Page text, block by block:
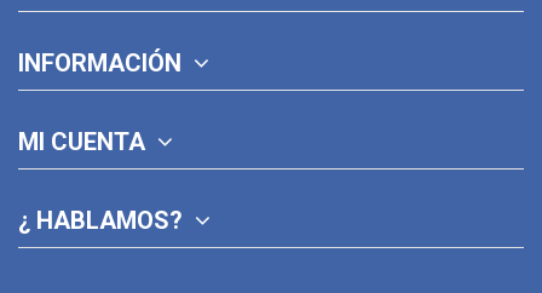
INFORMACIÓN
MI CUENTA
¿ HABLAMOS?